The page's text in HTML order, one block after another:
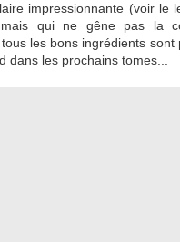
impressionnante (voir le
qui ne gêne pas la
les bons ingrédients sont
dans les prochains tomes...